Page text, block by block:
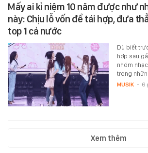
Mấy ai kỉ niệm 10 năm được như
này: Chịu lỗ vốn để tái hợp, đưa
top 1 cả nước
Dù biết
hợp sau
nhóm
trong
MUSIK - 6
Xem thêm